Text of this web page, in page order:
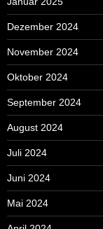
Dezember 2024
November 2024
Oktober 2024
September 2024
August 2024
Juli 2024
Juni 2024
Mai 2024